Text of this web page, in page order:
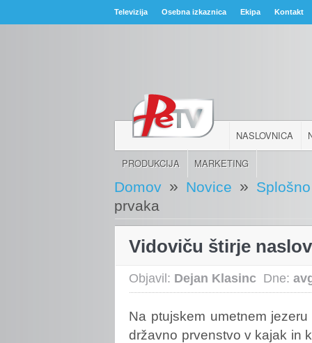
Televizija Osebna izkaznica Ekipa Kontakt
NASLOVNICA
PRODUKCIJA MARKETING
Domov » Novice » Splošno
prvaka
Vidoviču štirje
Objavil: Dejan Klasinc Dne:
Na ptujskem umetnem
državno prvenstvo v kajak in